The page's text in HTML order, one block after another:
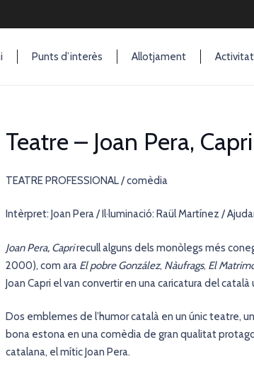
Punts d’interès Allotjament
Teatre – Joan Pera, Capri
TEATRE PROFESSIONAL / comèdia
Intèrpret: Joan Pera / Il·luminació: Raül Martínez /
Joan Pera, Caprirecull alguns dels monòlegs més
2000), com ara El pobre González, Nàufrags, El
Joan Capri el van convertir en una caricatura del
Dos emblemes de l’humor català en un únic teatre,
bona estona en una comèdia de gran qualitat
catalana, el mític Joan Pera.